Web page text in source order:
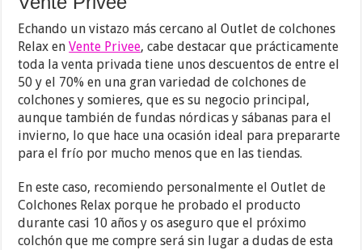
Echando un vistazo más cercano al Outlet de colchones
Relax enVente Privee, cabe destacar que prácticamente
toda la venta privada tiene unos descuentos de entre el
50 y el 70% en una gran variedad de colchones de
colchones y somieres, que es su negocio principal,
aunque también de fundas nórdicas y sábanas para el
invierno, lo que hace una ocasión ideal para prepararte
para el frío por mucho menos que en las tiendas.
En este caso, recomiendo personalmente el Outlet de
Colchones Relax porque he probado el producto
durante casi 10 años y os aseguro que el próximo
colchón que me compre será sin lugar a dudas de esta